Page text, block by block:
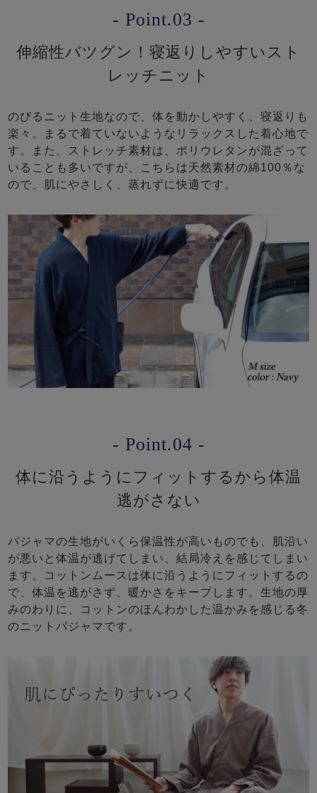
- Point.03 -
伸縮性バツグン！寝返りしやすいスト
レッチニット
のびるニット生地なので、体を動かしやすく、寝返りも
楽々。まるで着ていないようなリラックスした着心地で
す。また、ストレッチ素材は、ポリウレタンが混ざって
いることも多いですが、こちらは天然素材の綿100％な
ので、肌にやさしく、蒸れずに快適です。
- Point.04 -
体に沿うようにフィットするから体温
逃がさない
パジャマの生地がいくら保温性が高いものでも、肌沿い
が悪いと体温が逃げてしまい、結局冷えを感じてしまい
ます。コットンムースは体に沿うようにフィットするの
で、体温を逃がさず、暖かさをキープします。生地の厚
みのわりに、コットンのほんわかした温かみを感じる冬
のニットパジャマです。